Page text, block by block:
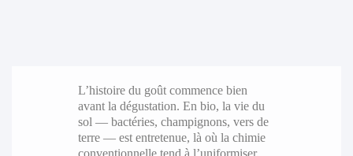
L’histoire du goût commence bien
avant la dégustation. En bio, la vie du
sol — bactéries, champignons, vers de
terre — est entretenue, là où la chimie
conventionnelle tend à l’uniformiser.